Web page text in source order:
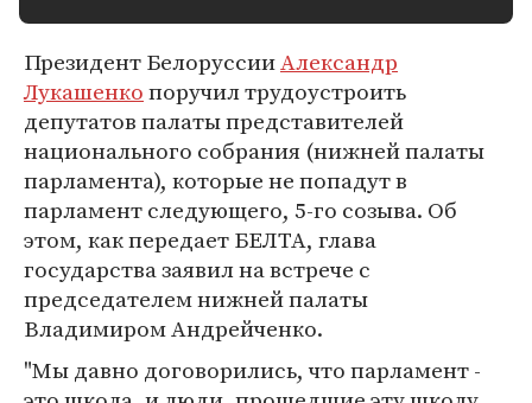
Президент БелоруссииАлександр
Лукашенкопоручил трудоустроить
депутатов палаты представителей
национального собрания (нижней палаты
парламента), которые не попадут в
парламент следующего, 5-го созыва. Об
этом, как передает БЕЛТА, глава
государства заявил на встрече с
председателем нижней палаты
Владимиром Андрейченко.
"Мы давно договорились, что парламент -